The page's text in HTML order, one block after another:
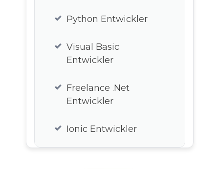
Web3 Entwickler
Python Entwickler
Visual Basic
Entwickler
Freelance .Net
Entwickler
Ionic Entwickler